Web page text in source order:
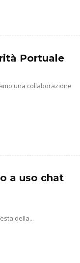
Portuale
una collaborazione
a uso chat
della...